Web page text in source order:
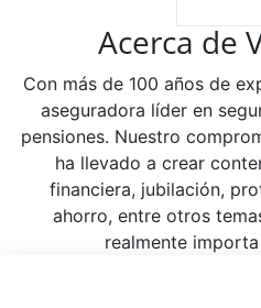
Acerca de
Con más de 100 años de
aseguradora líder en
pensiones. Nuestro
ha llevado a crear
financiera, jubilación,
ahorro, entre otros
realmente